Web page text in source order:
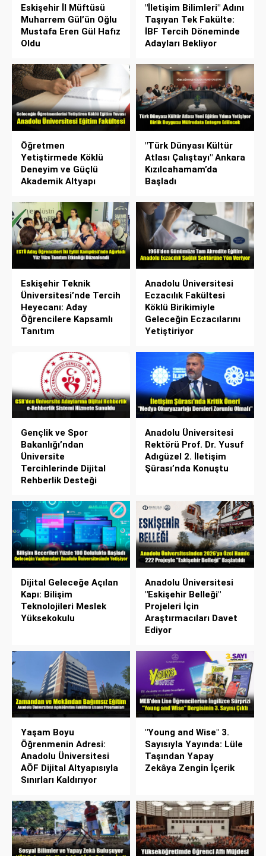
Eskişehir İl Müftüsü
Muharrem Gül’ün Oğlu
Mustafa Eren Gül Hafız
Oldu
"İletişim Bilimleri" Adını
Taşıyan Tek Fakülte:
İBF Tercih Döneminde
Adayları Bekliyor
Öğretmen
Yetiştirmede Köklü
Deneyim ve Güçlü
Akademik Altyapı
"Türk Dünyası Kültür
Atlası Çalıştayı" Ankara
Kızılcahamam’da
Başladı
Eskişehir Teknik
Üniversitesi’nde Tercih
Heyecanı: Aday
Öğrencilere Kapsamlı
Tanıtım
Anadolu Üniversitesi
Eczacılık Fakültesi
Köklü Birikimiyle
Geleceğin Eczacılarını
Yetiştiriyor
Gençlik ve Spor
Bakanlığı’ndan
Üniversite
Tercihlerinde Dijital
Rehberlik Desteği
Anadolu Üniversitesi
Rektörü Prof. Dr. Yusuf
Adıgüzel 2. İletişim
Şûrası’nda Konuştu
Dijital Geleceğe Açılan
Kapı: Bilişim
Teknolojileri Meslek
Yüksekokulu
Anadolu Üniversitesi
"Eskişehir Belleği"
Projeleri İçin
Araştırmacıları Davet
Ediyor
Yaşam Boyu
Öğrenmenin Adresi:
Anadolu Üniversitesi
AÖF Dijital Altyapısıyla
Sınırları Kaldırıyor
"Young and Wise" 3.
Sayısıyla Yayında: Lüle
Taşından Yapay
Zekâya Zengin İçerik